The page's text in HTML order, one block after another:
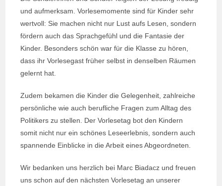
und aufmerksam. Vorlesemomente sind für Kinder sehr
wertvoll: Sie machen nicht nur Lust aufs Lesen, sondern
fördern auch das Sprachgefühl und die Fantasie der
Kinder. Besonders schön war für die Klasse zu hören,
dass ihr Vorlesegast früher selbst in denselben Räumen
gelernt hat.
Zudem bekamen die Kinder die Gelegenheit, zahlreiche
persönliche wie auch berufliche Fragen zum Alltag des
Politikers zu stellen. Der Vorlesetag bot den Kindern
somit nicht nur ein schönes Leseerlebnis, sondern auch
spannende Einblicke in die Arbeit eines Abgeordneten.
Wir bedanken uns herzlich bei Marc Biadacz und freuen
uns schon auf den nächsten Vorlesetag an unserer